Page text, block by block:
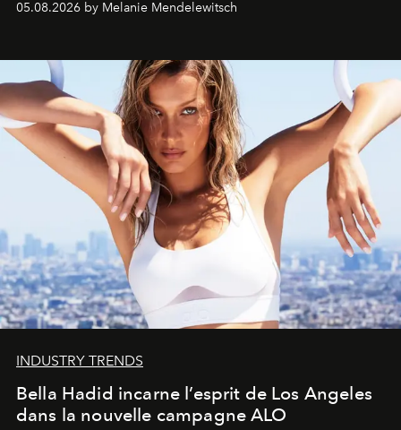
05.08.2026 by Melanie Mendelewitsch
INDUSTRY TRENDS
Bella Hadid incarne l’esprit de Los Angeles
dans la nouvelle campagne ALO